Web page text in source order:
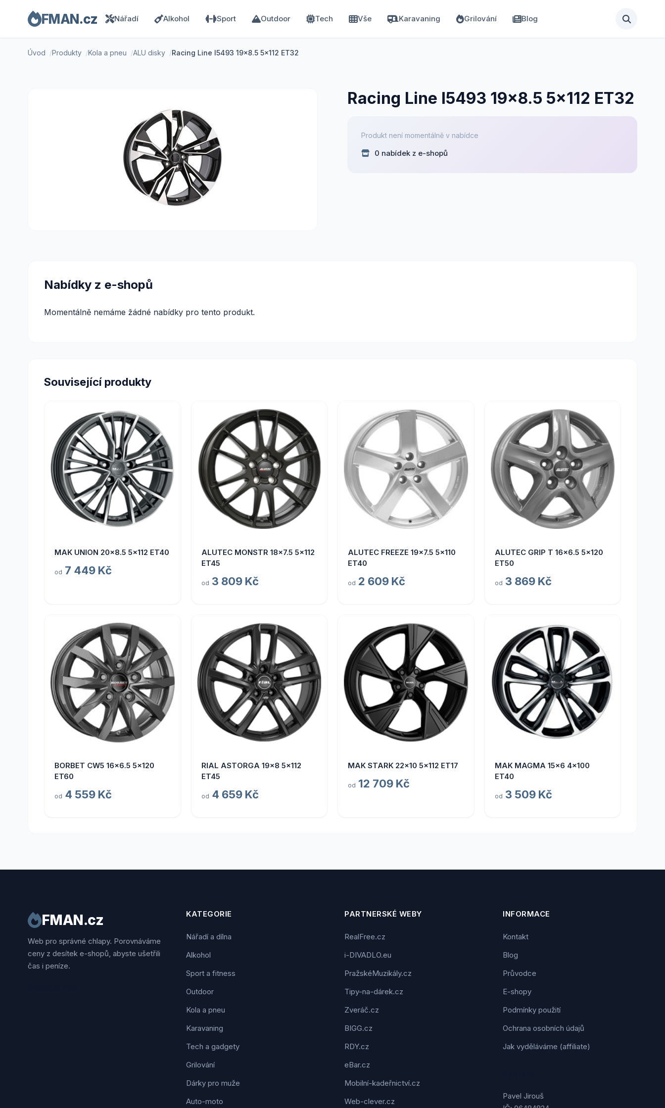
FMAN.cz Nářadí Alkohol Sport Outdoor Tech Vše Karavaning Grilování Blog
Úvod Produkty Kola a pneu ALU disky Racing Line I5493 19x8.5 5x112 ET32
Racing Line I5493 19x8.5 5x112 ET32
Produkt není momentálně v nabídce
0 nabídek z e-shopů
Nabídky z e-shopů
Momentálně nemáme žádné nabídky pro tento produkt.
Související produkty
MAK UNION 20x8.5 5x112 ET40
od 7 449 Kč
ALUTEC MONSTR 18x7.5 5x112
ET45
od 3 809 Kč
ALUTEC FREEZE 19x7.5 5x110
ET40
od 2 609 Kč
ALUTEC GRIP T 16x6.5 5x120
ET50
od 3 869 Kč
BORBET CW5 16x6.5 5x120
ET60
od 4 559 Kč
RIAL ASTORGA 19x8 5x112
ET45
od 4 659 Kč
MAK STARK 22x10 5x112 ET17
od 12 709 Kč
MAK MAGMA 15x6 4x100
ET40
od 3 509 Kč
FMAN.cz
Web pro správné chlapy. Porovnáváme
ceny z desítek e-shopů, abyste ušetřili
čas i peníze.
KATEGORIE
Nářadí a dílna
Alkohol
Sport a fitness
Outdoor
Kola a pneu
Karavaning
Tech a gadgety
Grilování
Dárky pro muže
Auto-moto
PARTNERSKÉ WEBY
RealFree.cz
i-DIVADLO.eu
PražskéMuzikály.cz
Tipy-na-dárek.cz
Zveráč.cz
BIGG.cz
RDY.cz
eBar.cz
Mobilní-kadeřnictví.cz
Web-clever.cz
INFORMACE
Kontakt
Blog
Průvodce
E-shopy
Podmínky použití
Ochrana osobních údajů
Jak vyděláváme (affiliate)
Pavel Jirouš